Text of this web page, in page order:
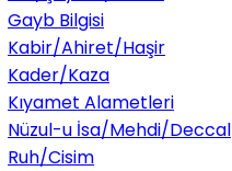
Gayb Bilgisi
Kabir/Ahiret/Haşir
Kader/Kaza
Kıyamet Alametleri
Nüzul-u İsa/Mehdi/Deccal
Ruh/Cisim